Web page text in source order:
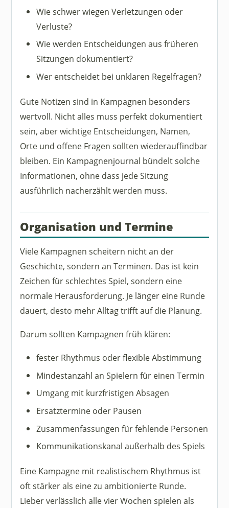
Wie schwer wiegen Verletzungen oder
Verluste?
Wie werden Entscheidungen aus früheren
Sitzungen dokumentiert?
Wer entscheidet bei unklaren Regelfragen?
Gute Notizen sind in Kampagnen besonders
wertvoll. Nicht alles muss perfekt dokumentiert
sein, aber wichtige Entscheidungen, Namen,
Orte und offene Fragen sollten wiederauffindbar
bleiben. Ein Kampagnenjournal bündelt solche
Informationen, ohne dass jede Sitzung
ausführlich nacherzählt werden muss.
Organisation und Termine
Viele Kampagnen scheitern nicht an der
Geschichte, sondern an Terminen. Das ist kein
Zeichen für schlechtes Spiel, sondern eine
normale Herausforderung. Je länger eine Runde
dauert, desto mehr Alltag trifft auf die Planung.
Darum sollten Kampagnen früh klären:
fester Rhythmus oder flexible Abstimmung
Mindestanzahl an Spielern für einen Termin
Umgang mit kurzfristigen Absagen
Ersatztermine oder Pausen
Zusammenfassungen für fehlende Personen
Kommunikationskanal außerhalb des Spiels
Eine Kampagne mit realistischem Rhythmus ist
oft stärker als eine zu ambitionierte Runde.
Lieber verlässlich alle vier Wochen spielen als